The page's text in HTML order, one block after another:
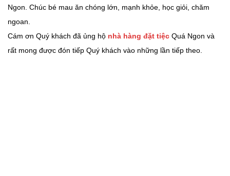
Ngon. Chúc bé mau ăn chóng lớn, mạnh khỏe, học giỏi, chăm
ngoan.
Cám ơn Quý khách đã ủng hộ nhà hàng đặt tiệc Quá Ngon và
rất mong được đón tiếp Quý khách vào những lần tiếp theo.